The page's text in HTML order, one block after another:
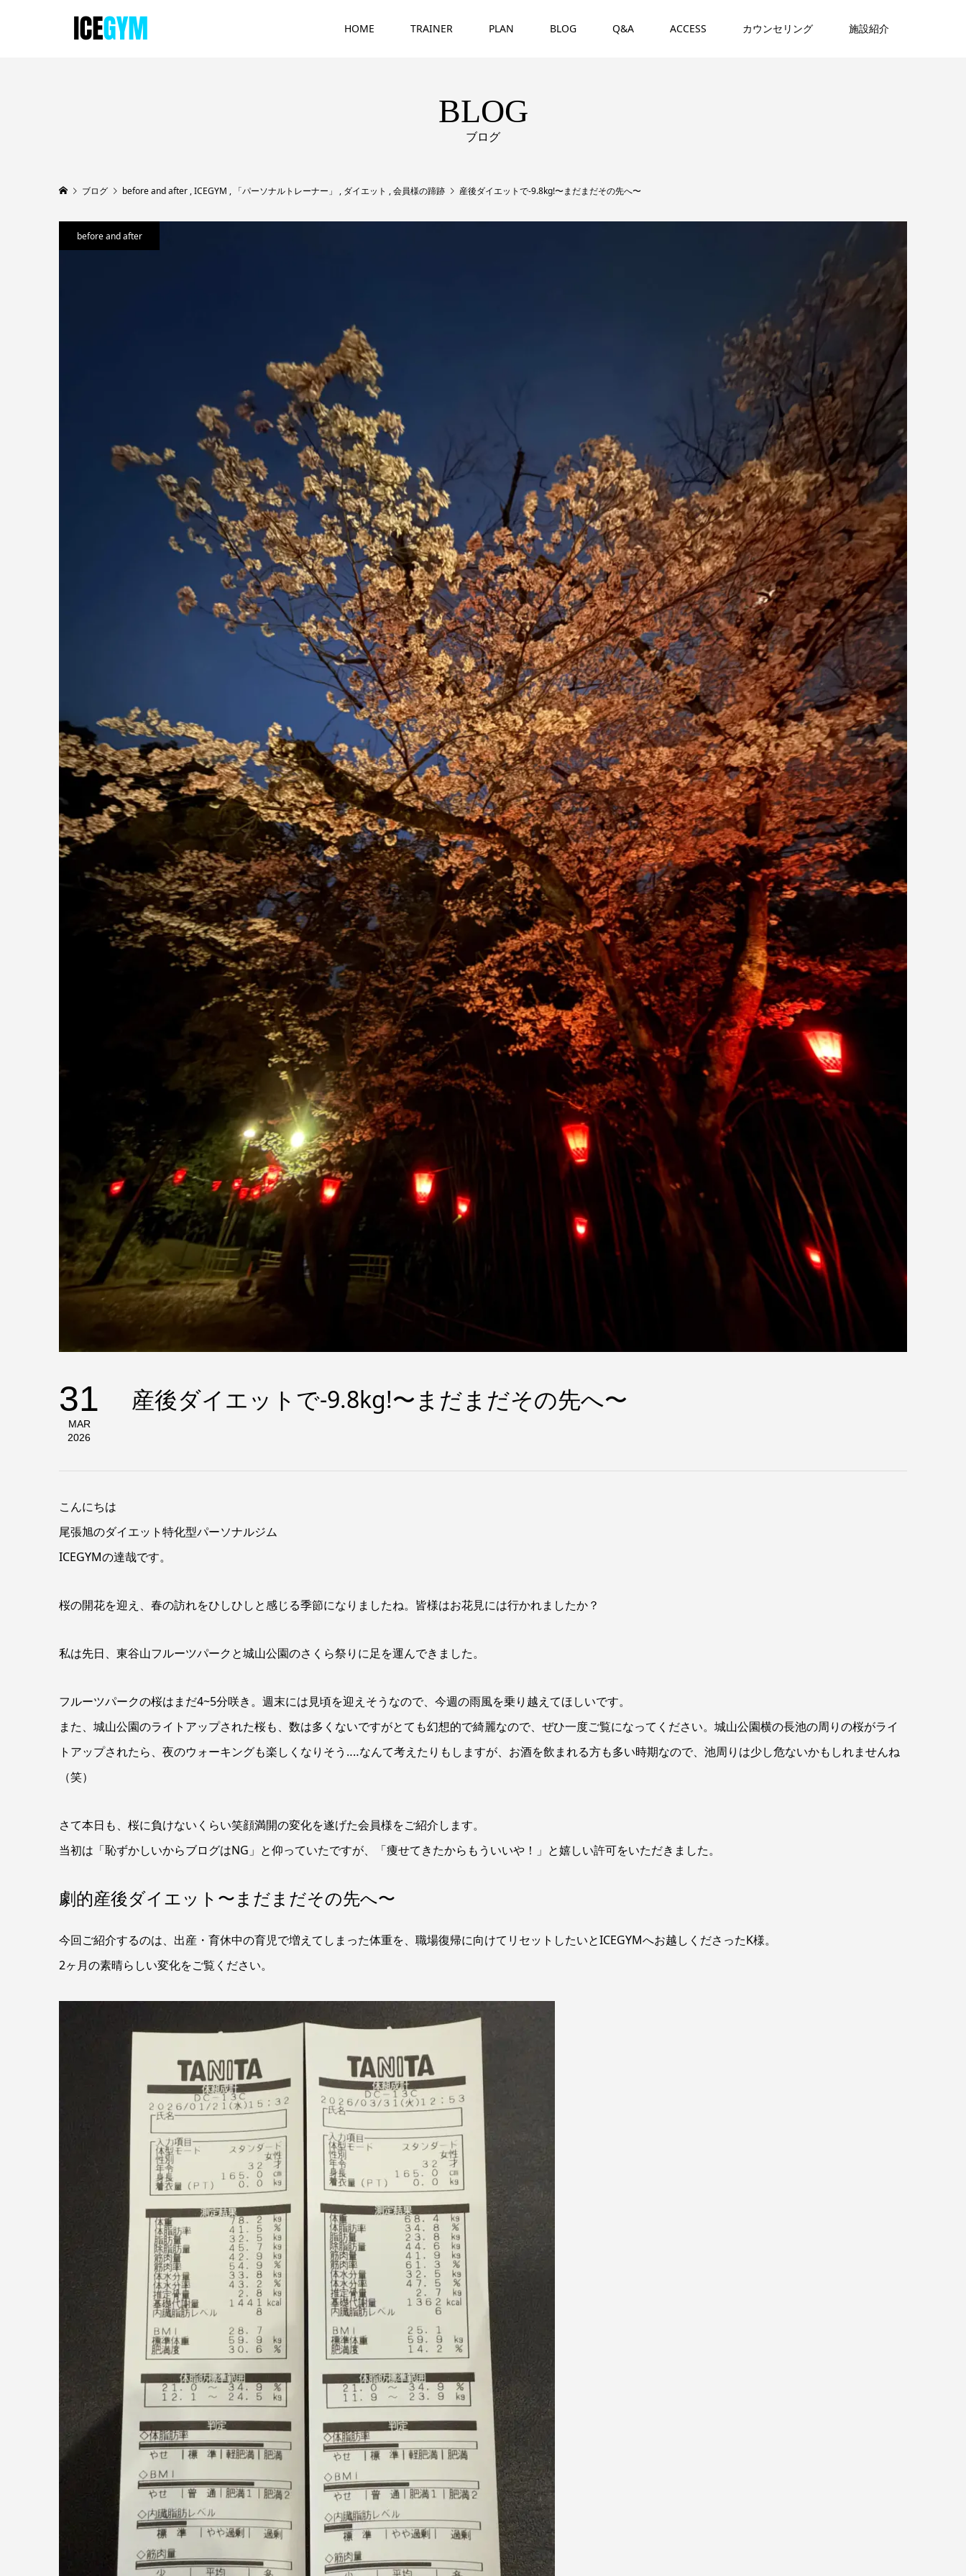
HOME TRAINER PLAN BLOG Q&A ACCESS カウンセリング 施設紹介
BLOG
ブログ
ブログ before and after ,ICEGYM , 「パーソナルトレーナー」 , ダイエット ,会員様の蹄跡 産後ダイエットで-9.8kg!〜まだまだその先へ〜
before and after
31
MAR
2026
産後ダイエットで-9.8kg!〜まだまだその先へ〜
こんにちは
尾張旭のダイエット特化型パーソナルジム
ICEGYMの達哉です。
桜の開花を迎え、春の訪れをひしひしと感じる季節になりましたね。皆様はお花見には行かれましたか？
私は先日、東谷山フルーツパークと城山公園のさくら祭りに足を運んできました。
フルーツパークの桜はまだ4~5分咲き。週末には見頃を迎えそうなので、今週の雨風を乗り越えてほしいです。
また、城山公園のライトアップされた桜も、数は多くないですがとても幻想的で綺麗なので、ぜひ一度ご覧になってください。城山公園横の長池の周りの桜がライ
トアップされたら、夜のウォーキングも楽しくなりそう‥‥なんて考えたりもしますが、お酒を飲まれる方も多い時期なので、池周りは少し危ないかもしれませんね
（笑）
さて本日も、桜に負けないくらい笑顔満開の変化を遂げた会員様をご紹介します。
当初は「恥ずかしいからブログはNG」と仰っていたですが、「痩せてきたからもういいや！」と嬉しい許可をいただきました。
劇的産後ダイエット〜まだまだその先へ〜
今回ご紹介するのは、出産・育休中の育児で増えてしまった体重を、職場復帰に向けてリセットしたいとICEGYMへお越しくださったK様。
2ヶ月の素晴らしい変化をご覧ください。